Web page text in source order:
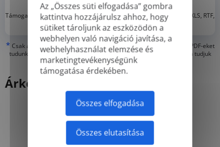
Az „Összes süti elfogadása” gombra
kattintva hozzájárulsz ahhoz, hogy
sütiket tároljunk az eszközödön a
webhelyen való navigáció javítása, a
webhelyhasználat elemzése és
marketingtevékenységünk
támogatása érdekében.
Összes elfogadása
Összes elutasítása
Támogatott formátumok: DOC, DOCX, ODT, PDF*, CSV, PPTX, XLSX, XLS, RTF,
TXT
* Csak a 'valódi' vagy digitálisan létrehozott PDF-eket és kereshető PDF-eket
tudunk lefordítani, de a 'csak képes' vagy beszkennel PDF-eket nem tudjuk
lefordítani
Árképzés
Havi Évi -50%